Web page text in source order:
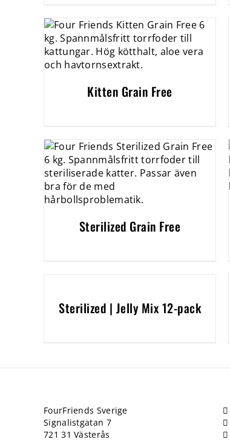
Kitten Grain Free
Sterilized Grain Free
Sterilized | Jelly Mix 12-pack
FourFriends Sverige
Signalistgatan 7
721 31 Västerås